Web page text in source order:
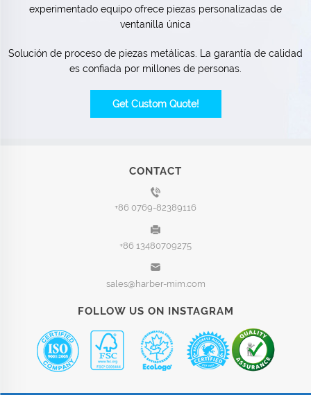
experimentado equipo ofrece piezas personalizadas de
ventanilla única
Solución de proceso de piezas metálicas. La garantía de calidad
es confiada por millones de personas.
Get Custom Quote!
CONTACT
+86 0769-82389116
+86 13480709275
sales@harber-mim.com
FOLLOW US ON INSTAGRAM